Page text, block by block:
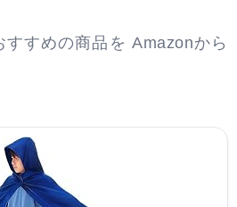
すすめの商品を Amazonから